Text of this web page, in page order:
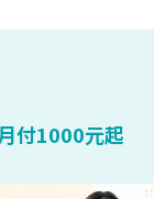
付1000元起